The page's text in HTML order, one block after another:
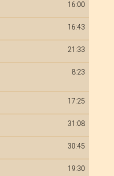
16:00
16:43
21:33
8:23
17:25
31:08
30:45
19:30